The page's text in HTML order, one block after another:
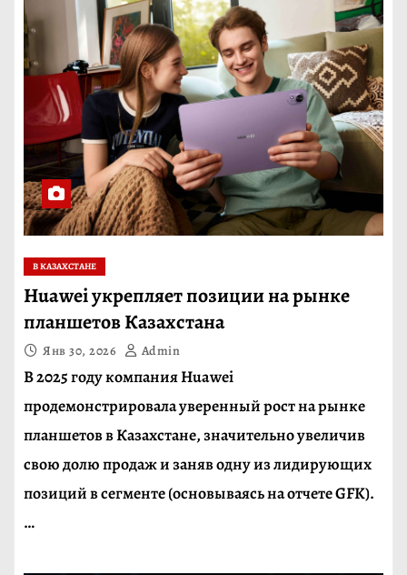
В КАЗАХСТАНЕ
Huawei укрепляет позиции на рынке
планшетов Казахстана
Янв 30, 2026 Admin
В 2025 году компания Huawei
продемонстрировала уверенный рост на рынке
планшетов в Казахстане, значительно увеличив
свою долю продаж и заняв одну из лидирующих
позиций в сегменте (основываясь на отчете GFK).
…